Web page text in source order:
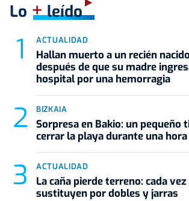
Lo +leído
ACTUALIDAD
Hallan muerto a un recién
después de que su madre
hospital por una hemorragia
BIZKAIA
Sorpresa en Bakio: un pequeño
cerrar la playa durante una hora
ACTUALIDAD
La caña pierde terreno: cada
sustituyen por dobles y jarras